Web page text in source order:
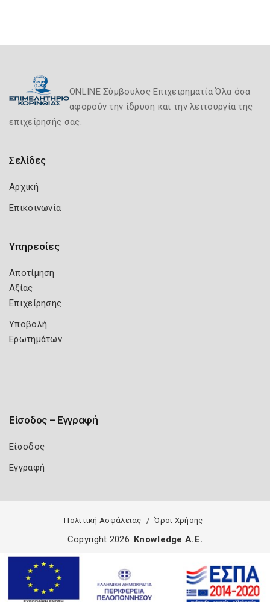
ONLINE Σύμβουλος Επιχειρηματία Όλα όσα
αφορούν την ίδρυση και την λειτουργία της
επιχείρησής σας.
Σελίδες
Αρχική
Επικοινωνία
Υπηρεσίες
Αποτίμηση
Αξίας
Επιχείρησης
Υποβολή
Ερωτημάτων
Είσοδος – Εγγραφή
Είσοδος
Εγγραφή
Πολιτική Ασφάλειας Όροι Χρήσης
Copyright 2026 Knowledge A.E.